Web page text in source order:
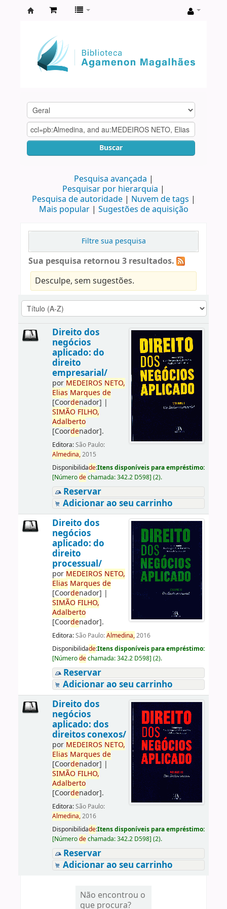
Agamenon
Magalhães
Buscar
Pesquisa avançada
Pesquisar por hierarquia
Pesquisa de autoridade
Nuvem de tags
Mais popular
Sugestões de aquisição
Filtre sua pesquisa
Sua pesquisa retornou 3 resultados.
Desculpe, sem sugestões.
Direito dos
negócios
aplicado: do
direito
empresarial/
por MEDEIROS NETO,
Elias Marques de
[Coordenador] |
SIMÃO FILHO,
Adalberto
[Coordenador].
Editora:São Paulo:
Almedina,2015
Disponibilidade:Itens disponíveis para empréstimo:
[Númerodechamada:342.2 D598] (2).
Reservar
Adicionar ao seu carrinho
Direito dos
negócios
aplicado: do
direito
processual/
por MEDEIROS NETO,
Elias Marques de
[Coordenador] |
SIMÃO FILHO,
Adalberto
[Coordenador].
Editora:São Paulo:Almedina,2016
Disponibilidade:Itens disponíveis para empréstimo:
[Númerodechamada:342.2 D598] (2).
Reservar
Adicionar ao seu carrinho
Direito dos
negócios
aplicado: dos
direitos conexos/
por MEDEIROS NETO,
Elias Marques de
[Coordenador] |
SIMÃO FILHO,
Adalberto
[Coordenador].
Editora:São Paulo:
Almedina,2016
Disponibilidade:Itens disponíveis para empréstimo:
[Númerodechamada:342.2 D598] (2).
Reservar
Adicionar ao seu carrinho
Não encontrou o
que procura?